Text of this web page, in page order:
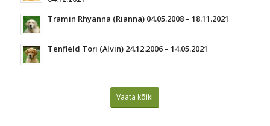
Tramin Rhyanna (Rianna) 04.05.2008 – 18.11.2021
Tenfield Tori (Alvin) 24.12.2006 – 14.05.2021
Vaata kõiki